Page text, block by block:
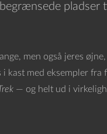
pladser
men også jeres
i kast med eksempler
— og helt ud i